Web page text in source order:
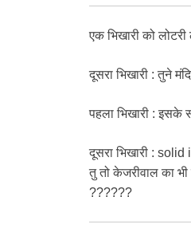
एक भिखारी को
दूसरा भिखारी : तुने
पहला भिखारी : इसके
दूसरा भिखारी :
तु तो केजरीवाल का भी
??????